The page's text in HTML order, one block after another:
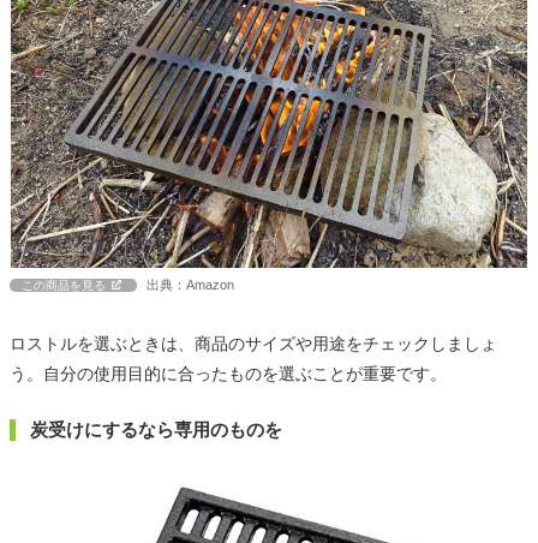
この商品を見る 出典：Amazon
ロストルを選ぶときは、商品のサイズや用途をチェックしましょ
う。自分の使用目的に合ったものを選ぶことが重要です。
炭受けにするなら専用のものを